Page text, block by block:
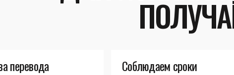
перевода Соблюдаем сроки